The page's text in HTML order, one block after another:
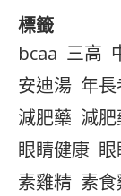
標籤
bcaa 三高
安迪湯 年
減肥藥 減
眼睛健康
素雞精 素